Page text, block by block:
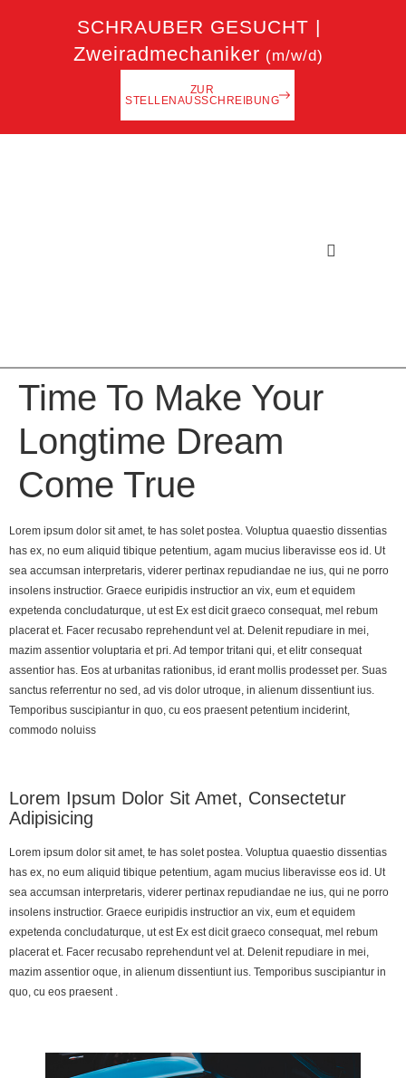
SCHRAUBER GESUCHT |
Zweiradmechaniker (m/w/d)
ZUR
STELLENAUSSCHREIBUNG
Time To Make Your
Longtime Dream
Come True
Lorem ipsum dolor sit amet, te has solet postea. Voluptua quaestio dissentias
has ex, no eum aliquid tibique petentium, agam mucius liberavisse eos id. Ut
sea accumsan interpretaris, viderer pertinax repudiandae ne ius, qui ne porro
insolens instructior. Graece euripidis instructior an vix, eum et equidem
expetenda concludaturque, ut est Ex est dicit graeco consequat, mel rebum
placerat et. Facer recusabo reprehendunt vel at. Delenit repudiare in mei,
mazim assentior voluptaria et pri. Ad tempor tritani qui, et elitr consequat
assentior has. Eos at urbanitas rationibus, id erant mollis prodesset per. Suas
sanctus referrentur no sed, ad vis dolor utroque, in alienum dissentiunt ius.
Temporibus suscipiantur in quo, cu eos praesent petentium inciderint,
commodo noluiss
Lorem Ipsum Dolor Sit Amet, Consectetur
Adipisicing
Lorem ipsum dolor sit amet, te has solet postea. Voluptua quaestio dissentias
has ex, no eum aliquid tibique petentium, agam mucius liberavisse eos id. Ut
sea accumsan interpretaris, viderer pertinax repudiandae ne ius, qui ne porro
insolens instructior. Graece euripidis instructior an vix, eum et equidem
expetenda concludaturque, ut est Ex est dicit graeco consequat, mel rebum
placerat et. Facer recusabo reprehendunt vel at. Delenit repudiare in mei,
mazim assentior oque, in alienum dissentiunt ius. Temporibus suscipiantur in
quo, cu eos praesent .